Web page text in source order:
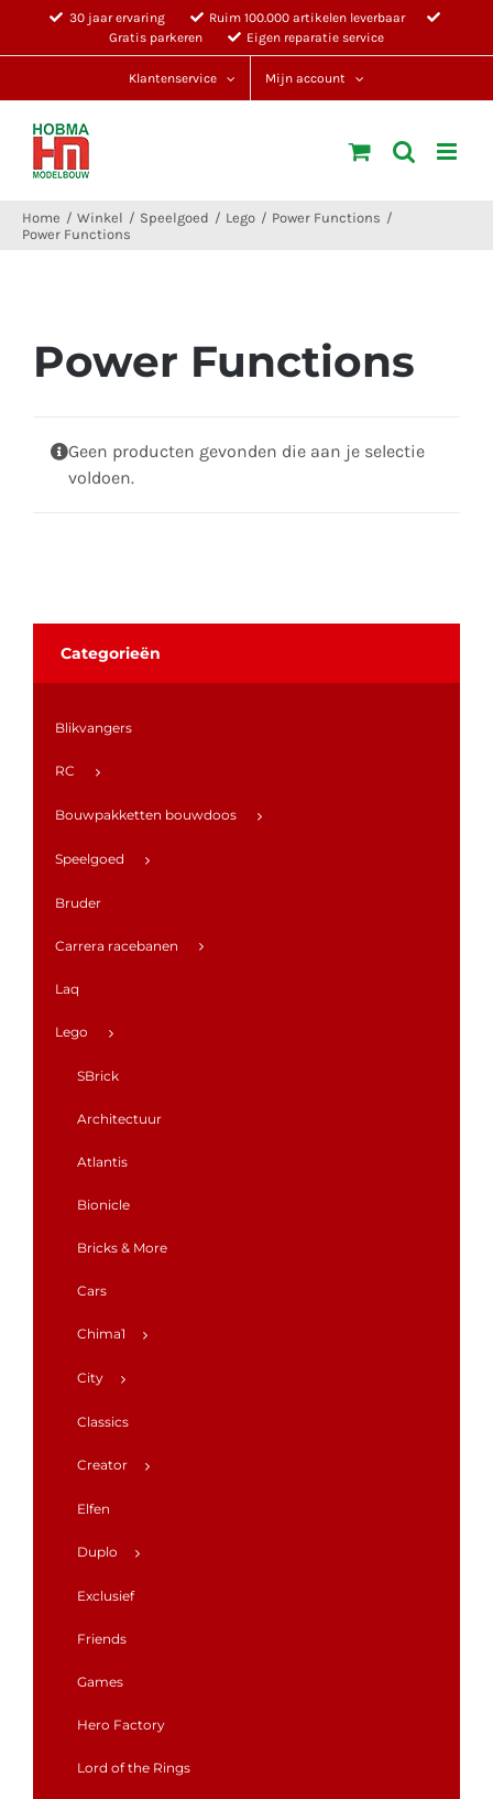
30 jaar ervaring
Ruim 100.000 artikelen leverbaar
Gratis parkeren
Eigen reparatie service
Klantenservice Mijn account
Home Winkel Speelgoed Lego
Power Functions
Power Functions
Power Functions
Geen producten gevonden die aan je selectie
voldoen.
Categorieën
Blikvangers
RC
Bouwpakketten bouwdoos
Speelgoed
Bruder
Carrera racebanen
Laq
Lego
SBrick
Architectuur
Atlantis
Bionicle
Bricks & More
Cars
Chima1
City
Classics
Creator
Elfen
Duplo
Exclusief
Friends
Games
Hero Factory
Lord of the Rings